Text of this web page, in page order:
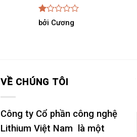
Được
xếp
bởi Cương
VỀ CHÚNG TÔI
Công ty Cổ phần công nghệ
Lithium Việt Nam là một